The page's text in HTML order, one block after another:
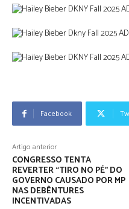
Facebook
Artigo anterior
CONGRESSO TENTA
REVERTER “TIRO NO PÉ” DO
GOVERNO CAUSADO POR MP
NAS DEBÊNTURES
INCENTIVADAS